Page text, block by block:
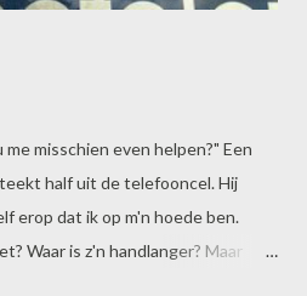
misschien even helpen?" Een
half uit de telefooncel. Hij
erop dat ik op m'n hoede ben.
Waar is z'n handlanger? Maar